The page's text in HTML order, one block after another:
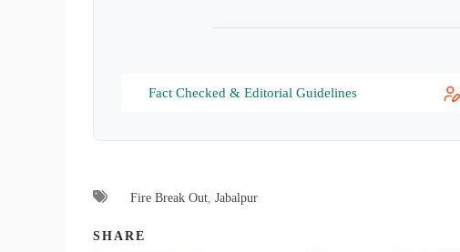
Fact Checked & Editorial Guidelines
Fire Break Out, Jabalpur
SHARE